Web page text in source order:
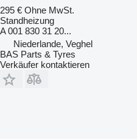
295 € Ohne MwSt.
Standheizung
A 001 830 31 20...
Niederlande, Veghel
BAS Parts & Tyres
Verkäufer kontaktieren